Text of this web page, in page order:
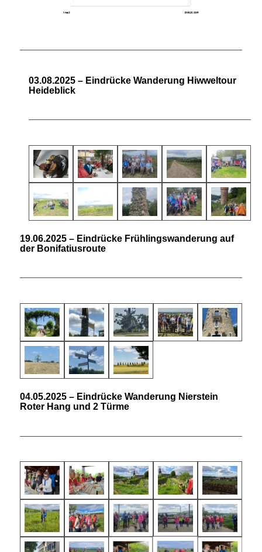
03.08.2025 – Eindrücke Wanderung Hiwweltour
Heideblick
19.06.2025 – Eindrücke Frühlingswanderung auf
der Bonifatiusroute
04.05.2025 – Eindrücke Wanderung Nierstein
Roter Hang und 2 Türme